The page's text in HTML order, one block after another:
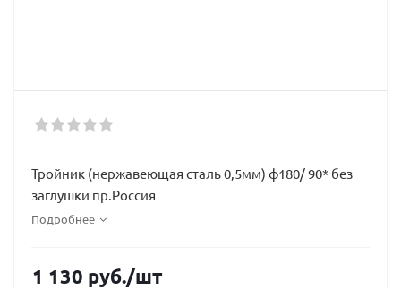
Тройник (нержавеющая сталь 0,5мм) ф180/ 90* без
заглушки пр.Россия
Подробнее
1 130 руб./шт